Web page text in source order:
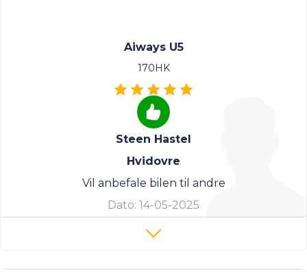
Aiways U5
170HK
Steen Hastel
Hvidovre
Vil anbefale bilen til andre
Dato: 14-05-2025